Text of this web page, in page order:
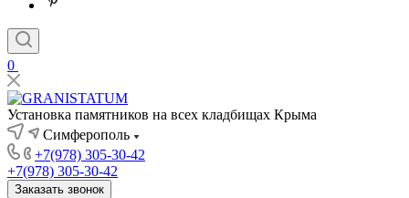
0
Установка памятников на всех кладбищах Крыма
Симферополь
+7(978) 305-30-42
+7(978) 305-30-42
Заказать звонок